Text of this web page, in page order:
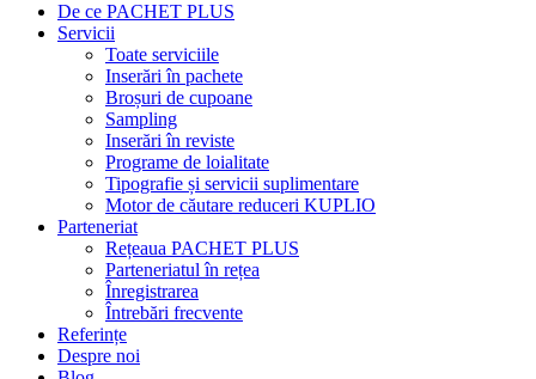
De ce PACHET PLUS
Servicii
Toate serviciile
Inserări în pachete
Broșuri de cupoane
Sampling
Inserări în reviste
Programe de loialitate
Tipografie și servicii suplimentare
Motor de căutare reduceri KUPLIO
Parteneriat
Rețeaua PACHET PLUS
Parteneriatul în rețea
Înregistrarea
Întrebări frecvente
Referințe
Despre noi